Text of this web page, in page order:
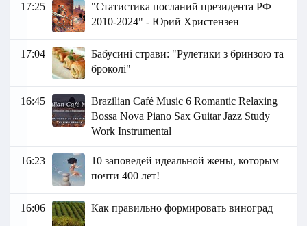
17:25
"Статистика посланий президента РФ
2010-2024" - Юрий Христензен
17:04
Бабусині страви: "Рулетики з бринзою та
броколі"
16:45
Brazilian Café Music 6 Romantic Relaxing
Bossa Nova Piano Sax Guitar Jazz Study
Work Instrumental
16:23
10 заповедей идеальной жены, которым
почти 400 лет!
16:06 Как правильно формировать виноград